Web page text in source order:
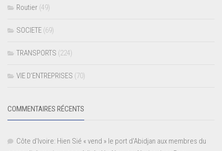
Routier (49)
SOCIETE (69)
TRANSPORTS (224)
VIE D’ENTREPRISES (70)
COMMENTAIRES RÉCENTS
Côte d'Ivoire: Hien Sié « vend » le port d'Abidjan aux membres du